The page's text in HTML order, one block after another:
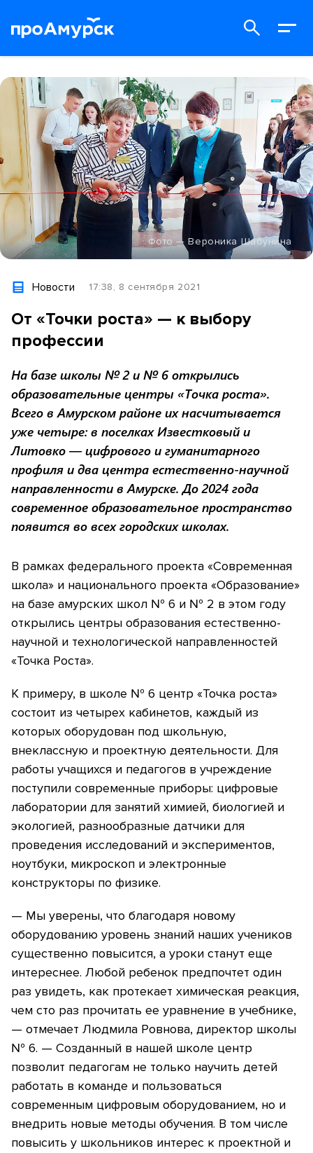
Фото — Вероника Шабунина
Новости 17:38, 8 сентября 2021
От «Точки роста» — к выбору
профессии
На базе школы № 2 и № 6 открылись
образовательные центры «Точка роста».
Всего в Амурском районе их насчитывается
уже четыре: в поселках Известковый и
Литовко — цифрового и гуманитарного
профиля и два центра естественно-научной
направленности в Амурске. До 2024 года
современное образовательное пространство
появится во всех городских школах.
В рамках федерального проекта «Современная
школа» и национального проекта «Образование»
на базе амурских школ № 6 и № 2 в этом году
открылись центры образования естественно-
научной и технологической направленностей
«Точка Роста».
К примеру, в школе № 6 центр «Точка роста»
состоит из четырех кабинетов, каждый из
которых оборудован под школьную,
внеклассную и проектную деятельности. Для
работы учащихся и педагогов в учреждение
поступили современные приборы: цифровые
лаборатории для занятий химией, биологией и
экологией, разнообразные датчики для
проведения исследований и экспериментов,
ноутбуки, микроскоп и электронные
конструкторы по физике.
— Мы уверены, что благодаря новому
оборудованию уровень знаний наших учеников
существенно повысится, а уроки станут еще
интереснее. Любой ребенок предпочтет один
раз увидеть, как протекает химическая реакция,
чем сто раз прочитать ее уравнение в учебнике,
— отмечает Людмила Ровнова, директор школы
№ 6. — Созданный в нашей школе центр
позволит педагогам не только научить детей
работать в команде и пользоваться
современным цифровым оборудованием, но и
внедрить новые методы обучения. В том числе
повысить у школьников интерес к проектной и